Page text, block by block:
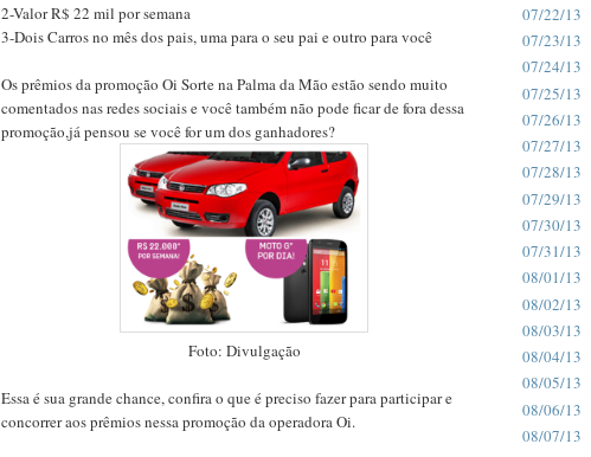
2-Valor R$ 22 mil por semana
3-Dois Carros no mês dos pais, uma para o seu pai e outro para você
Os prêmios da promoção Oi Sorte na Palma da Mão estão sendo muito
comentados nas redes sociais e você também não pode ficar de fora dessa
promoção,já pensou se você for um dos ganhadores?
Foto: Divulgação
Essa é sua grande chance, confira o que é preciso fazer para participar e
concorrer aos prêmios nessa promoção da operadora Oi.
07/22/13
07/23/13
07/24/13
07/25/13
07/26/13
07/27/13
07/28/13
07/29/13
07/30/13
07/31/13
08/01/13
08/02/13
08/03/13
08/04/13
08/05/13
08/06/13
08/07/13